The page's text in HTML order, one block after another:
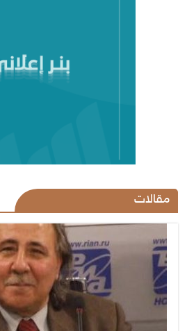
مقالات